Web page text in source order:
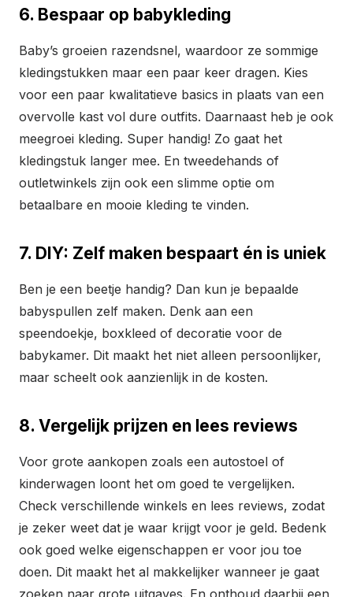
6. Bespaar op babykleding
Baby’s groeien razendsnel, waardoor ze sommige
kledingstukken maar een paar keer dragen. Kies
voor een paar kwalitatieve basics in plaats van een
overvolle kast vol dure outfits. Daarnaast heb je ook
meegroei kleding. Super handig! Zo gaat het
kledingstuk langer mee. En tweedehands of
outletwinkels zijn ook een slimme optie om
betaalbare en mooie kleding te vinden.
7. DIY: Zelf maken bespaart én is uniek
Ben je een beetje handig? Dan kun je bepaalde
babyspullen zelf maken. Denk aan een
speendoekje, boxkleed of decoratie voor de
babykamer. Dit maakt het niet alleen persoonlijker,
maar scheelt ook aanzienlijk in de kosten.
8. Vergelijk prijzen en lees reviews
Voor grote aankopen zoals een autostoel of
kinderwagen loont het om goed te vergelijken.
Check verschillende winkels en lees reviews, zodat
je zeker weet dat je waar krijgt voor je geld. Bedenk
ook goed welke eigenschappen er voor jou toe
doen. Dit maakt het al makkelijker wanneer je gaat